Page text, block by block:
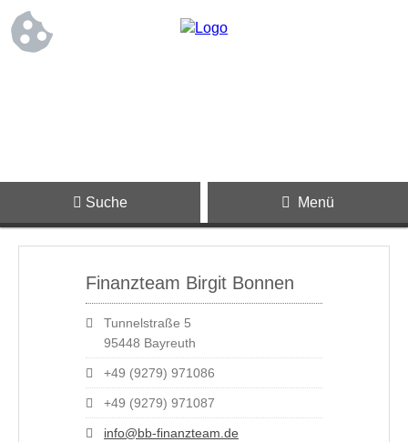
Suche Menü
Finanzteam Birgit Bonnen
Tunnelstraße 5
95448 Bayreuth
+49 (9279) 971086
+49 (9279) 971087
info@bb-finanzteam.de